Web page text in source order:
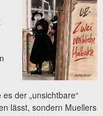
der „unsichtbare“
lässt, sondern Muellers